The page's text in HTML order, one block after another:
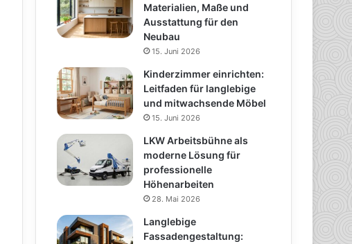
Materialien, Maße und
Ausstattung für den
Neubau
15. Juni 2026
Kinderzimmer einrichten:
Leitfaden für langlebige
und mitwachsende Möbel
15. Juni 2026
LKW Arbeitsbühne als
moderne Lösung für
professionelle
Höhenarbeiten
28. Mai 2026
Langlebige
Fassadengestaltung: